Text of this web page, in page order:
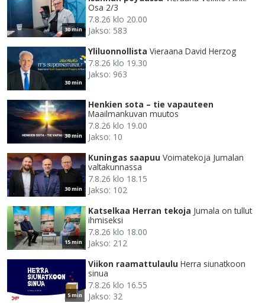
30 min
Osa 2/3
7.8.26 klo 20.00
Jakso: 583
30 min
Yliluonnollista Vieraana David Herzog
7.8.26 klo 19.30
Jakso: 963
30 min
Henkien sota – tie vapauteen
Maailmankuvan muutos
7.8.26 klo 19.00
Jakso: 10
30 min
Kuningas saapuu Voimatekoja Jumalan
valtakunnassa
7.8.26 klo 18.15
Jakso: 102
15 min
Katselkaa Herran tekoja Jumala on tullut
ihmiseksi
7.8.26 klo 18.00
Jakso: 212
5 min
Viikon raamattulaulu Herra siunatkoon
sinua
7.8.26 klo 16.55
Jakso: 32